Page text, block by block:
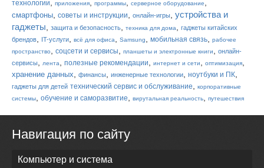
технологии
приложения программы серверное оборудование
смартфоны советы и инструкции онлайн-игры
устройства и
гаджеты
защита и безопасность техника для дома
гаджеты китайских
брендов
IT-услуги всё для офиса Samsung мобильная связь
рабочее
пространство
соцсети и сервисы планшеты и электронные книги
онлайн-
сервисы
лента полезные рекомендации интернет и сети оптимизация
хранение данных финансы инженерные технологии ноутбуки и ПК
гаджеты для детей технический сервис и обслуживание
корпоративные
системы
обучение и саморазвитие вирутальная реальность путешествия
Навигация по сайту
Компьютер и система